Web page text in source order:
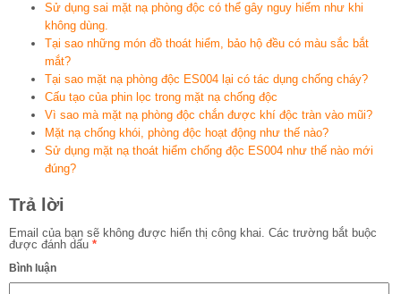
Sử dụng sai mặt nạ phòng độc có thể gây nguy hiểm như khi
không dùng.
Tại sao những món đồ thoát hiểm, bảo hộ đều có màu sắc bắt
mắt?
Tại sao mặt nạ phòng độc ES004 lại có tác dụng chống cháy?
Cấu tạo của phin lọc trong mặt nạ chống độc
Vì sao mà mặt nạ phòng độc chắn được khí độc tràn vào mũi?
Mặt nạ chống khói, phòng độc hoạt động như thế nào?
Sử dụng mặt nạ thoát hiểm chống độc ES004 như thế nào mới
đúng?
Trả lời
Email của bạn sẽ không được hiển thị công khai. Các trường bắt buộc
được đánh dấu *
Bình luận